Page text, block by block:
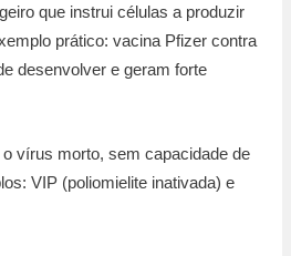
que instrui células a produzir
prático: vacina Pfizer contra
desenvolver e geram forte
o vírus morto, sem capacidade de
VIP (poliomielite inativada) e